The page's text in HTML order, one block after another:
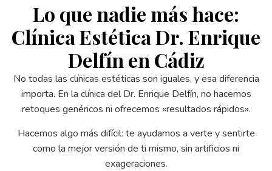
Lo que nadie más hace:
Clínica Estética Dr. Enrique
Delfín en Cádiz
No todas las clínicas estéticas son iguales, y esa diferencia
importa. En la clínica del Dr. Enrique Delfín, no hacemos
retoques genéricos ni ofrecemos «resultados rápidos».
Hacemos algo más difícil: te ayudamos a verte y sentirte
como la mejor versión de ti mismo, sin artificios ni
exageraciones.